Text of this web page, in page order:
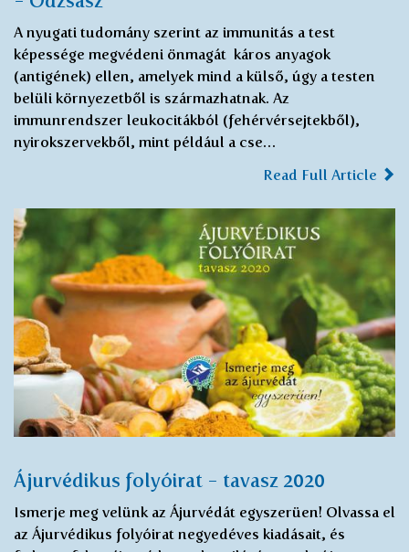
A nyugati tudomány szerint az immunitás a test
képessége megvédeni önmagát káros anyagok
(antigének) ellen, amelyek mind a külső, úgy a testen
belüli környezetből is származhatnak. Az
immunrendszer leukocitákból (fehérvérsejtekből),
nyirokszervekből, mint például a cse…
Read Full Article
Ájurvédikus folyóirat - tavasz 2020
Ismerje meg velünk az Ájurvédát egyszerüen! Olvassa el
az Ájurvédikus folyóirat negyedéves kiadásait, és